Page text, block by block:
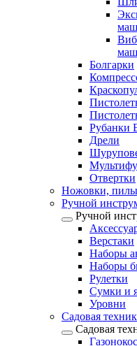
Болгарки
Рубанки
Дрели
Отвертки
Ножовки,
Ручной
Ручной
Верстаки
Наборы
Наборы
Рулетки
Сумки и
Уровни
Садовая
Садовая